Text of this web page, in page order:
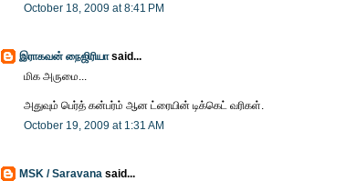
October 18, 2009 at 8:41 PM
இராகவன் நைஜிரியாsaid...
மிக அருமை...
அதுவும் பெர்த் கன்பர்ம் ஆன ட்ரையின் டிக்கெட் வரிகள்.
October 19, 2009 at 1:31 AM
MSK / Saravana said...